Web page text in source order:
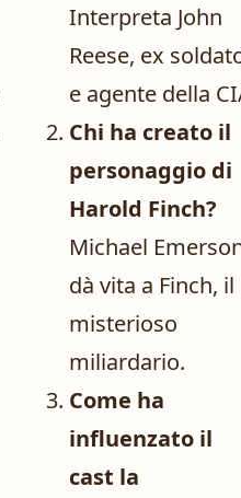
Interpreta John
Reese, ex
e agente della
Chi ha creato il
personaggio di
Harold Finch?
Michael
dà vita a Finch, il
misterioso
miliardario.
Come ha
influenzato il
cast la